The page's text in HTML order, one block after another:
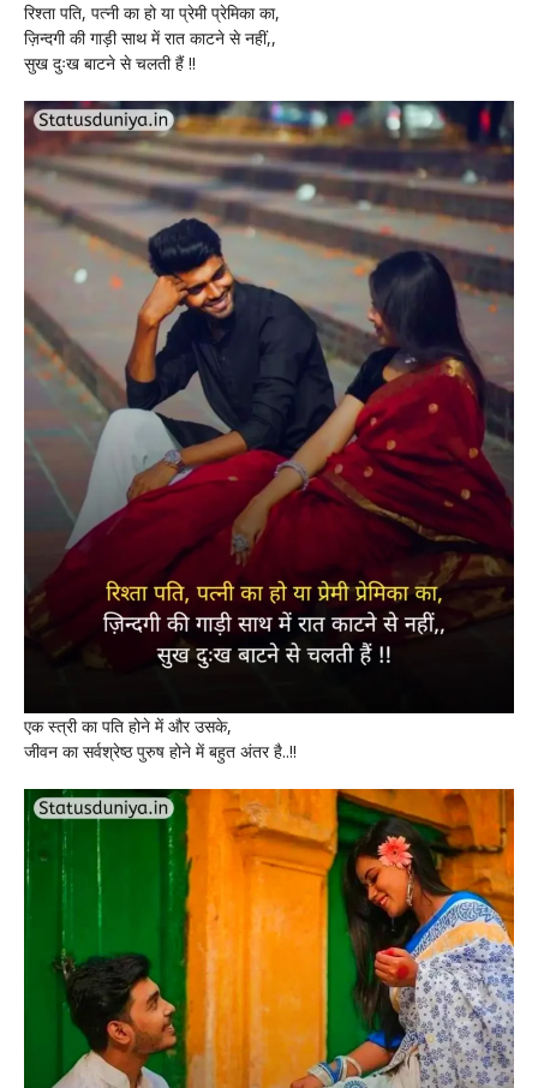
रिश्ता पति, पत्नी का हो या प्रेमी प्रेमिका का,
ज़िन्दगी की गाड़ी साथ में रात काटने से नहीं,,
सुख दुःख बाटने से चलती हैं !!
एक स्त्री का पति होने में और उसके,
जीवन का सर्वश्रेष्ठ पुरुष होने में बहुत अंतर है..!!